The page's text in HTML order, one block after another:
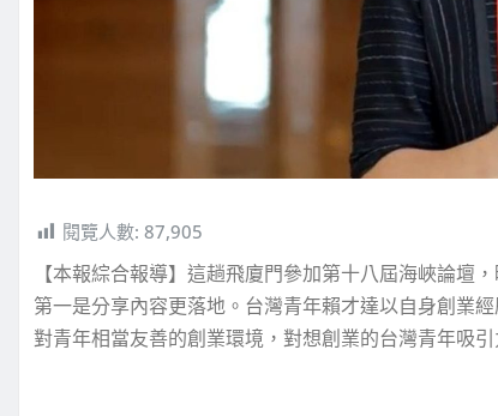
閱覽人數: 87,905
【本報綜合報導】這趟飛廈門參加第十八屆海峽論壇
第一是分享內容更落地。台灣青年賴才達以自身創業
對青年相當友善的創業環境，對想創業的台灣青年吸引